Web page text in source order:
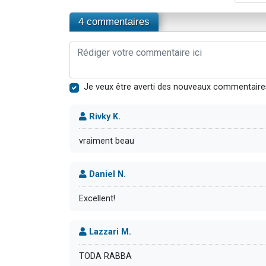
4 commentaires
Je veux être averti des nouveaux
Rivky K.
vraiment beau
Daniel N.
Excellent!
Lazzari M.
TODA RABBA